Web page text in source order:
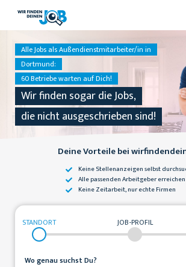
Alle Jobs als Außendienstmitarbeiter/in in
Dortmund:
60 Betriebe warten auf Dich!
Wir finden sogar die Jobs,
die nicht ausgeschrieben sind!
Deine Vorteile bei
Keine Stellenanzeigenselbst
Alle passendenArbeitgeber erreichen
Keine Zeitarbeit,nur echte Firmen
STANDORT JOB-PROFIL
Wo genau suchst Du?